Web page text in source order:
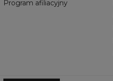
Program afiliacyjny